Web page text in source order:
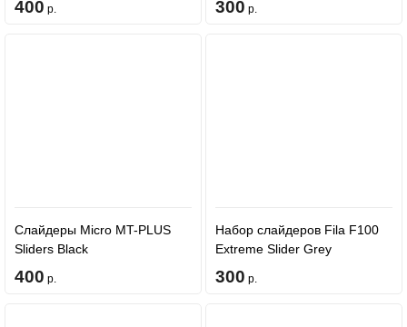
400 р. 300 р.
Слайдеры Micro MT-PLUS
Sliders Black
400 р.
Набор слайдеров Fila F100
Extreme Slider Grey
300 р.